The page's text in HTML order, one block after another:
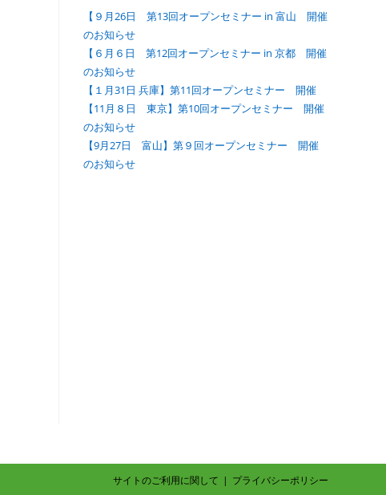
【９月26日 第13回オープンセミナー in 富山 開催
のお知らせ
【６月６日 第12回オープンセミナー in 京都 開催
のお知らせ
【１月31日 兵庫】第11回オープンセミナー 開催
【11月８日 東京】第10回オープンセミナー 開催
のお知らせ
【9月27日 富山】第９回オープンセミナー 開催
のお知らせ
サイトのご利用に関して プライバシーポリシー